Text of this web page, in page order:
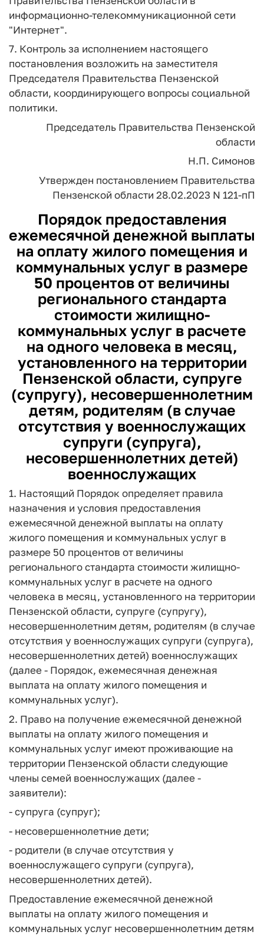
информационно-телекоммуникационной сети
"Интернет".
7. Контроль за исполнением настоящего
постановления возложить на заместителя
Председателя Правительства Пензенской
области, координирующего вопросы социальной
политики.
Председатель Правительства Пензенской
области
Н.П. Симонов
Утвержден постановлением Правительства
Пензенской области 28.02.2023 N 121-пП
Порядок предоставления
ежемесячной денежной выплаты
на оплату жилого помещения и
коммунальных услуг в размере
50 процентов от величины
регионального стандарта
стоимости жилищно-
коммунальных услуг в расчете
на одного человека в месяц,
установленного на территории
Пензенской области, супруге
(супругу), несовершеннолетним
детям, родителям (в случае
отсутствия у военнослужащих
супруги (супруга),
несовершеннолетних детей)
военнослужащих
1. Настоящий Порядок определяет правила
назначения и условия предоставления
ежемесячной денежной выплаты на оплату
жилого помещения и коммунальных услуг в
размере 50 процентов от величины
регионального стандарта стоимости жилищно-
коммунальных услуг в расчете на одного
человека в месяц, установленного на территории
Пензенской области, супруге (супругу),
несовершеннолетним детям, родителям (в случае
отсутствия у военнослужащих супруги (супруга),
несовершеннолетних детей) военнослужащих
(далее - Порядок, ежемесячная денежная
выплата на оплату жилого помещения и
коммунальных услуг).
2. Право на получение ежемесячной денежной
выплаты на оплату жилого помещения и
коммунальных услуг имеют проживающие на
территории Пензенской области следующие
члены семей военнослужащих (далее -
заявители):
- супруга (супруг);
- несовершеннолетние дети;
- родители (в случае отсутствия у
военнослужащего супруги (супруга),
несовершеннолетних детей).
Предоставление ежемесячной денежной
выплаты на оплату жилого помещения и
коммунальных услуг несовершеннолетним детям